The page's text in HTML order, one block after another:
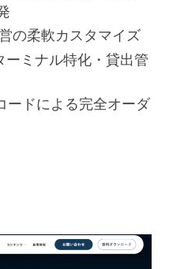
の柔軟カスタマイズ
ーミナル特化・貸出管
ードによる完全オーダ